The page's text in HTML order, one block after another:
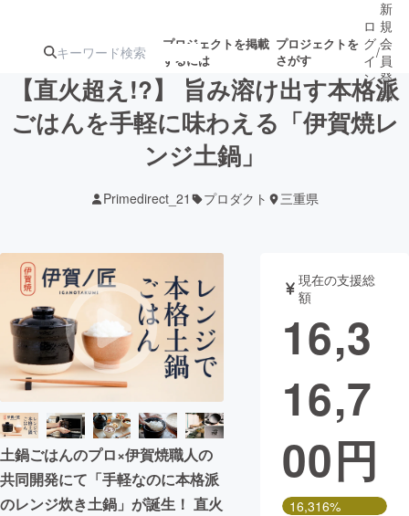
プロジェクトを掲載
するには
プロジェクトを
さがす
注目の新着プロ募集終了が近いプ
テクノロジー・ガジェット
映像・映画 書籍・雑誌
ビジネス・起業 チャレンジ
まちづくり・地域活性化
CAMPFIRE for Social Good
CAMPFIRE Creation
ロ
グ
イ
ン
/
新
規
会
員
登
録
【直火超え!?】 旨み溶け出す本格派
ごはんを手軽に味わえる「伊賀焼レ
ンジ土鍋」
Primedirect_21 プロダクト 三重県
土鍋ごはんのプロ×伊賀焼職人の
共同開発にて「手軽なのに本格派
のレンジ炊き土鍋」が誕生！ 直火
現在の支援総
額
16,3
16,7
00円
16,316%